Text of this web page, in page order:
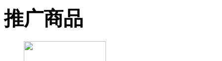
推广商品